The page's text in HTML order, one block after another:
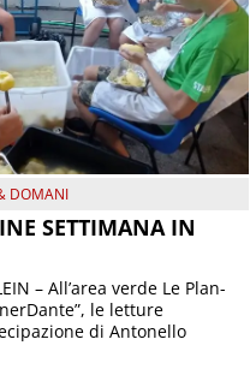
DOMANI
SETTIMANA IN
– All’area verde Le Plan-
le letture
di Antonello